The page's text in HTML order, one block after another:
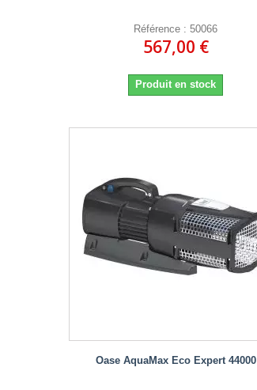
Référence : 50066
567,00 €
Produit en stock
Oase AquaMax Eco Expert 44000